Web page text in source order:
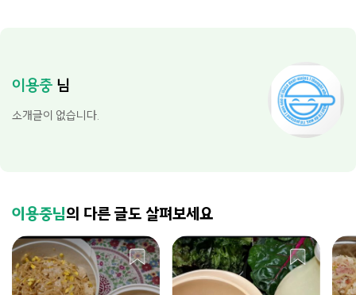
이용중 님
소개글이 없습니다.
이용중님의 다른 글도 살펴보세요